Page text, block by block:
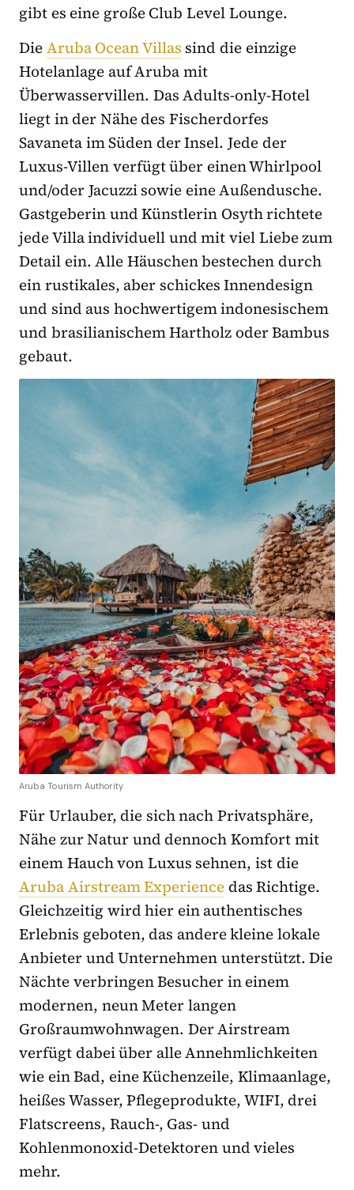
gibt es eine große Club Level Lounge.
DieAruba Ocean Villas sind die einzige
Hotelanlage auf Aruba mit
Überwasservillen. Das Adults-only-Hotel
liegt in der Nähe des Fischerdorfes
Savaneta im Süden der Insel. Jede der
Luxus-Villen verfügt über einen Whirlpool
und/oder Jacuzzi sowie eine Außendusche.
Gastgeberin und Künstlerin Osyth richtete
jede Villa individuell und mit viel Liebe zum
Detail ein. Alle Häuschen bestechen durch
ein rustikales, aber schickes Innendesign
und sind aus hochwertigem indonesischem
und brasilianischem Hartholz oder Bambus
gebaut.
Aruba Tourism Authority
Für Urlauber, die sich nach Privatsphäre,
Nähe zur Natur und dennoch Komfort mit
einem Hauch von Luxus sehnen, ist die
Aruba Airstream Experience das Richtige.
Gleichzeitig wird hier ein authentisches
Erlebnis geboten, das andere kleine lokale
Anbieter und Unternehmen unterstützt. Die
Nächte verbringen Besucher in einem
modernen, neun Meter langen
Großraumwohnwagen. Der Airstream
verfügt dabei über alle Annehmlichkeiten
wie ein Bad, eine Küchenzeile, Klimaanlage,
heißes Wasser, Pflegeprodukte, WIFI, drei
Flatscreens, Rauch-, Gas- und
Kohlenmonoxid-Detektoren und vieles
mehr.